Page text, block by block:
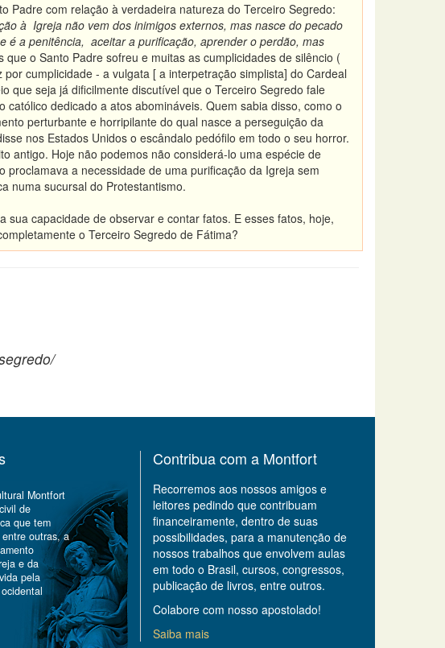
Padre com relação à verdadeira natureza do Terceiro Segredo:
à Igreja não vem dos inimigos externos, mas nasce do pecado
é a penitência, aceitar a purificação, aprender o perdão, mas
o Santo Padre sofreu e muitas as cumplicidades de silêncio (
cumplicidade - a vulgata [ a interpetração simplista] do Cardeal
que seja já dificilmente discutível que o Terceiro Segredo fale
dedicado a atos abomináveis. Quem sabia disso, como o
perturbante e horripilante do qual nasce a perseguição da
nos Estados Unidos o escândalo pedófilo em todo o seu horror.
antigo. Hoje não podemos não considerá-lo uma espécie de
a necessidade de uma purificação da Igreja sem
numa sucursal do Protestantismo.
capacidade de observar e contar fatos. E esses fatos, hoje,
o Terceiro Segredo de Fátima?
Montfort
de
que tem
outras, a
e da
pela
Contribua com a Montfort
Recorremos aos nossos amigos e
leitores pedindo que contribuam
financeiramente, dentro de suas
possibilidades, para a manutenção de
nossos trabalhos que envolvem aulas
em todo o Brasil, cursos, congressos,
publicação de livros, entre outros.
Colabore com nosso apostolado!
Saiba mais